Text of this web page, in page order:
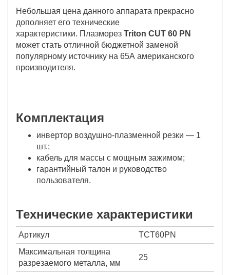
Небольшая цена данного аппарата прекрасно
дополняет его технические
характеристики. Плазморез Triton CUT 60 PN
может стать отличной бюджетной заменой
популярному источнику на 65А американского
производителя.
Комплектация
инвертор воздушно-плазменной резки — 1
шт.;
кабель для массы с мощным зажимом;
гарантийный талон и руководство
пользователя.
Технические характеристики
Артикул
TCT60PN
Максимальная толщина
разрезаемого металла, мм
25